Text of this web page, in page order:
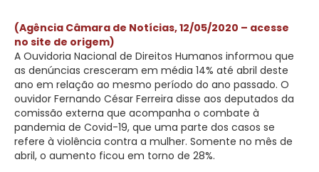
(Agência Câmara de Notícias, 12/05/2020 – acesse
no site de origem)
A Ouvidoria Nacional de Direitos Humanos informou que
as denúncias cresceram em média 14% até abril deste
ano em relação ao mesmo período do ano passado. O
ouvidor Fernando César Ferreira disse aos deputados da
comissão externa que acompanha o combate à
pandemia de Covid-19, que uma parte dos casos se
refere à violência contra a mulher. Somente no mês de
abril, o aumento ficou em torno de 28%.